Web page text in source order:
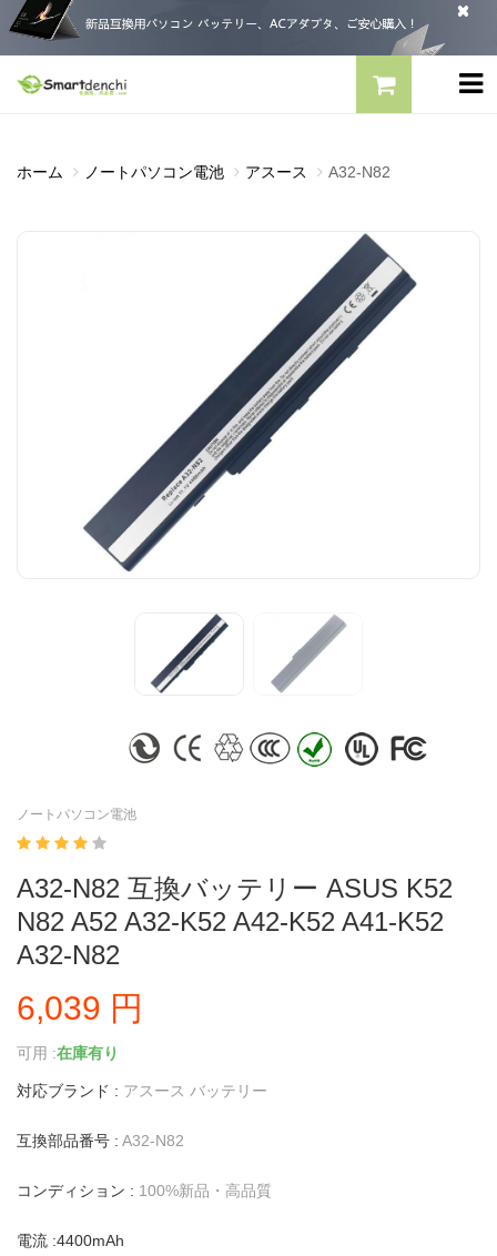
ホーム ノートパソコン電池 アスース A32-N82
ノートパソコン電池
A32-N82 互換バッテリー ASUS K52
N82 A52 A32-K52 A42-K52 A41-K52
A32-N82
6,039 円
可用 :在庫有り
対応ブランド : アスース バッテリー
互換部品番号 : A32-N82
コンディション : 100%新品・高品質
電流 :4400mAh